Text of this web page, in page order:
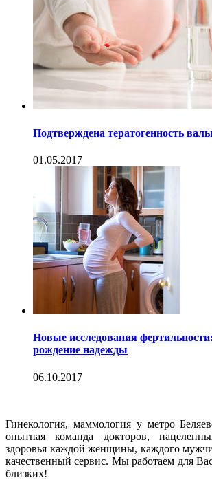
Подтверждена тератогенность
01.05.2017
Новые исследования
рождение надежды
06.10.2017
Гинекология, маммология у метро
опытная команда докторов,
здоровья каждой женщины, каждого
качественный сервис. Мы работаем для
близких!